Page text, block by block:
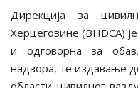
Дирекција за
Херцеговине (BHDCA)
и одговорна за
надзора, те издавање